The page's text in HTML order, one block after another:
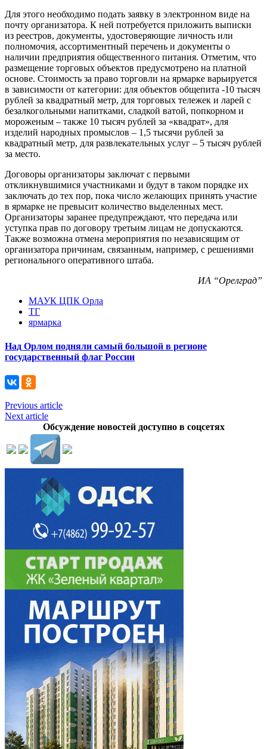
Для этого необходимо подать заявку в электронном виде на
почту организатора. К ней потребуется приложить выписки
из реестров, документы, удостоверяющие личность или
полномочия, ассортиментный перечень и документы о
наличии предприятия общественного питания. Отметим, что
размещение торговых объектов предусмотрено на платной
основе. Стоимость за право торговли на ярмарке варьируется
в зависимости от категории: для объектов общепита -10 тысяч
рублей за квадратный метр, для торговых тележек и ларей с
безалкогольными напитками, сладкой ватой, попкорном и
мороженым – также 10 тысяч рублей за «квадрат», для
изделий народных промыслов – 1,5 тысячи рублей за
квадратный метр, для развлекательных услуг – 5 тысяч рублей
за место.
Договоры организаторы заключат с первыми
откликнувшимися участниками и будут в таком порядке их
заключать до тех пор, пока число желающих принять участие
в ярмарке не превысит количество выделенных мест.
Организаторы заранее предупреждают, что передача или
уступка прав по договору третьим лицам не допускаются.
Также возможна отмена мероприятия по независящим от
организатора причинам, связанным, например, с решениями
регионального оперативного штаба.
ИА “Орелград”
МАУК ЦПК Орла
ТГ
ярмарка
Над Орлом подняли самый большой в регионе
государственный флаг России
Previous article
Next article
Обсуждение новостей доступно в соцсетях